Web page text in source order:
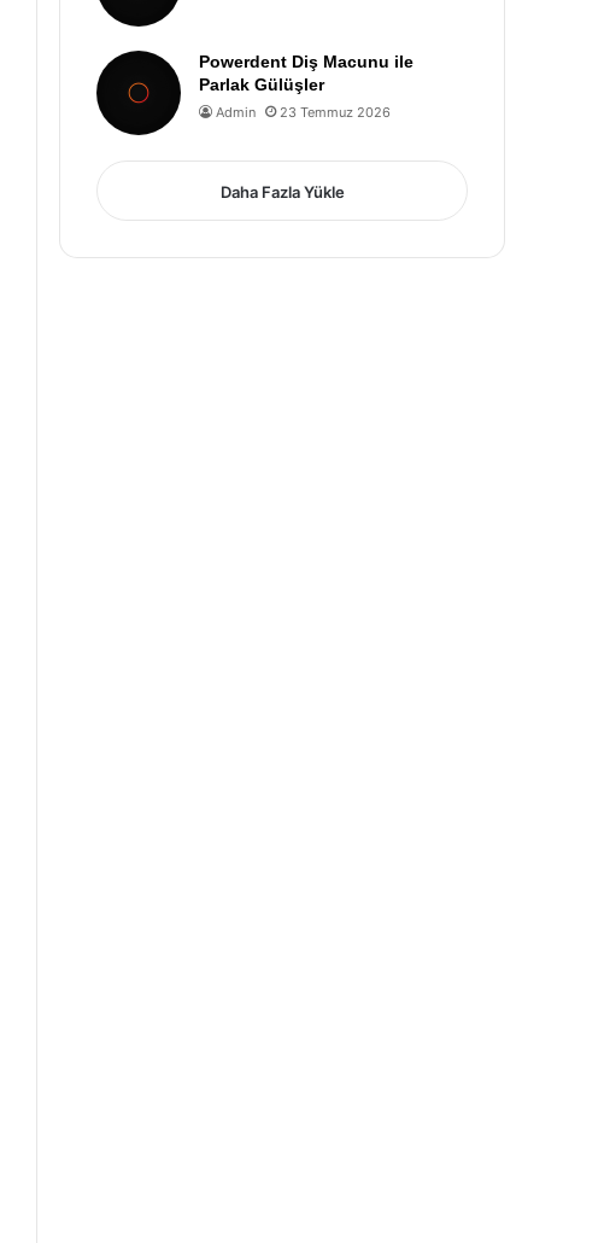
Powerdent Diş Macunu ile
Parlak Gülüşler
Admin 23 Temmuz 2026
Daha Fazla Yükle